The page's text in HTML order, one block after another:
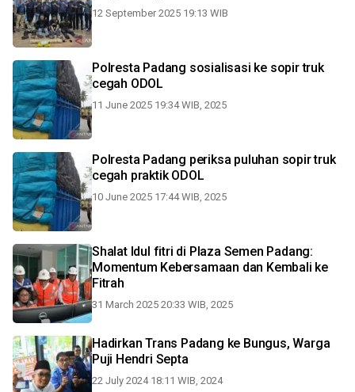
12 September 2025 19:13 WIB
Polresta Padang sosialisasi ke sopir truk
cegah ODOL
11 June 2025 19:34 WIB, 2025
Polresta Padang periksa puluhan sopir truk
cegah praktik ODOL
10 June 2025 17:44 WIB, 2025
Shalat Idul fitri di Plaza Semen Padang:
Momentum Kebersamaan dan Kembali ke
Fitrah
31 March 2025 20:33 WIB, 2025
Hadirkan Trans Padang ke Bungus, Warga
Puji Hendri Septa
22 July 2024 18:11 WIB, 2024